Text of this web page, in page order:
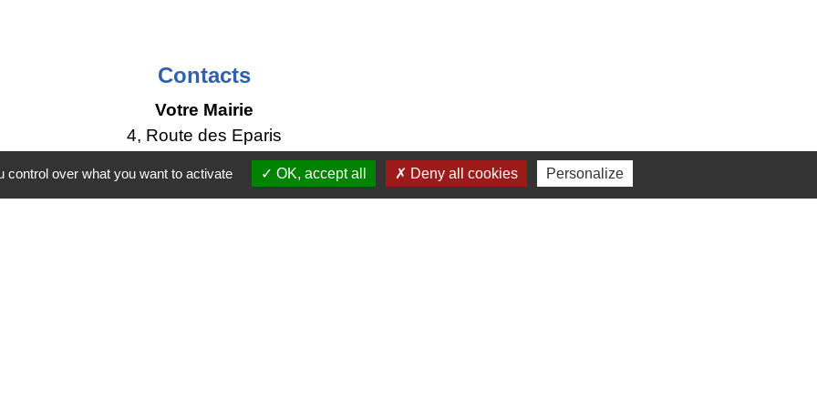
Contacts
Votre Mairie
4, Route des Eparis
74540 Chapeiry - FRANCE
+33 4 50 68 12 34
over what you want to activate OK, accept all Deny all cookies Personalize